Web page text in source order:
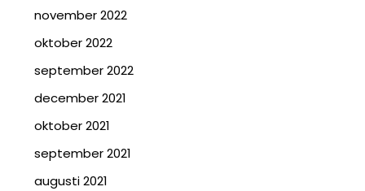
november 2022
oktober 2022
september 2022
december 2021
oktober 2021
september 2021
augusti 2021